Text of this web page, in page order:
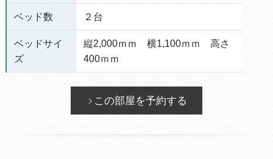
ベッド数 ２台
ベッドサイ
ズ
縦2,000ｍｍ 横1,100ｍｍ 高さ
400ｍｍ
この部屋を予約する